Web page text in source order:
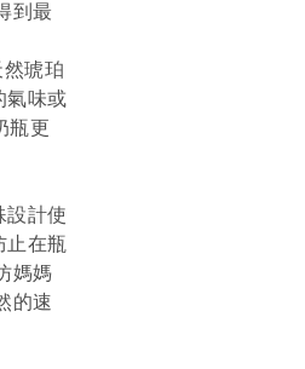
到最
琥珀
氣味或
瓶更
設計使
止在瓶
媽媽
的速